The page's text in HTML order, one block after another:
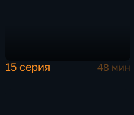
15 серия 48 мин